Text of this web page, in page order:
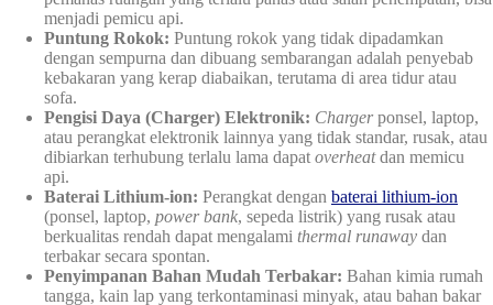
menjadi pemicu api.
Puntung Rokok: Puntung rokok yang tidak dipadamkan
dengan sempurna dan dibuang sembarangan adalah penyebab
kebakaran yang kerap diabaikan, terutama di area tidur atau
sofa.
Pengisi Daya (Charger) Elektronik: Chargerponsel, laptop,
atau perangkat elektronik lainnya yang tidak standar, rusak, atau
dibiarkan terhubung terlalu lama dapatoverheatdan memicu
api.
Baterai Lithium-ion: Perangkat dengan baterai lithium-ion
(ponsel, laptop, power bank, sepeda listrik) yang rusak atau
berkualitas rendah dapat mengalami thermal runaway dan
terbakar secara spontan.
Penyimpanan Bahan Mudah Terbakar: Bahan kimia rumah
tangga, kain lap yang terkontaminasi minyak, atau bahan bakar